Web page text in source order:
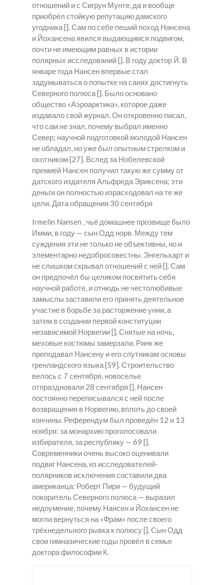
отношений и с Сигрун Мунте, да и вообще
приобрёл стойкую репутацию дамского
угодника []. Сам по себе пеший поход Нансена
и Йохансена явился выдающимся подвигом,
почти не имеющим равных в истории
полярных исследований []. В году доктор Й. В
январе года Нансен впервые стал
задумываться о попытке на санях достигнуть
Северного полюса []. Было основано
общество «Аэроарктика», которое даже
издавало свой журнал. Он откровенно писал,
что сам не знал, почему выбрал именно
Север; научной подготовкой молодой Нансен
не обладал, но уже был опытным стрелком и
охотником [27]. Вслед за Нобелевской
премией Нансен получил такую же сумму от
датского издателя Альфреда Эриксена; эти
деньги он полностью израсходовал на те же
цели. Дата обращения 30 сентября
Irmelin Nansen , чьё домашнее прозвище было
Имми, в году — сын Одд норв. Между тем
суждения эти не только не объективны, но и
элементарно недобросовестны. Энгельхарт и
не слишком скрывал отношений с ней []. Сам
он предпочёл бы целиком посвятить себя
научной работе, и отнюдь не честолюбивые
замыслы заставили его принять деятельное
участие в борьбе за расторжение унии, а
затем в создании первой конституции
независимой Норвегии []. Снятые на ночь,
меховые костюмы замерзали. Ринк же
преподавал Нансену и его спутникам основы
гренландского языка [59]. Строительство
велось с 7 сентября, новоселье
отпраздновали 28 сентября []. Нансен
постоянно переписывался с ней после
возвращения в Норвегию, вплоть до своей
кончины. Референдум был проведён 12 и 13
ноября: за монархию проголосовали
избирателя, за республику — 69 [].
Современники очень высоко оценивали
подвиг Нансена, из исследователей-
полярников исключения составили два
американца: Роберт Пири — будущий
покоритель Северного полюса — выразил
недоумение, почему Нансен и Йохансен не
могли вернуться на «Фрам» после своего
трёхнедельного рывка к полюсу []. Сын Одд
свои гимназические годы провёл в семье
доктора философии К.